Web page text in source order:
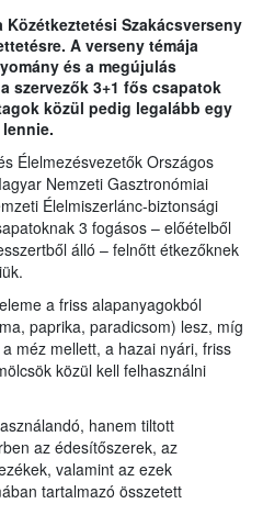
Szakácsverseny
A verseny témája
és a megújulás
szervezők 3+1 fős csapatok
közül pedig legalább egy
Élelmezésvezetők Országos
Nemzeti Gasztronómiai
Élelmiszerlánc-biztonsági
3 fogásos – előételből
álló – felnőtt étkezőknek
a friss alapanyagokból
paprika, paradicsom) lesz, míg
méz mellett, a hazai nyári, friss
közül kell felhasználni
hanem tiltott
az édesítőszerek, az
valamint az ezek
tartalmazó összetett